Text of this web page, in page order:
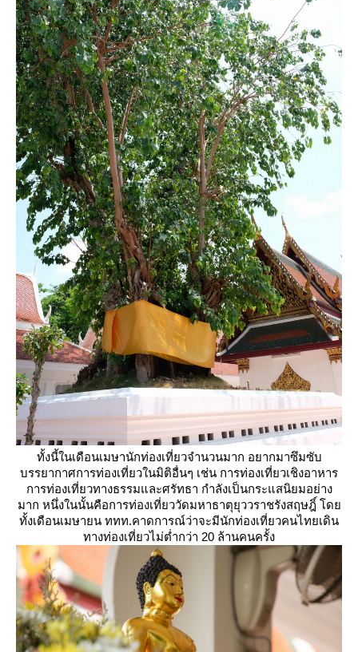
ทั้งนี้ในเดือนเมษานักท่องเที่ยวจำนวนมาก อยากมาซึมซับ
บรรยากาศการท่องเที่ยวในมิติอื่นๆ เช่น การท่องเที่ยวเชิงอาหาร
การท่องเที่ยวทางธรรมและศรัทธา กำลังเป็นกระแสนิยมอย่าง
มาก หนึ่งในนั้นคือการท่องเที่ยววัดมหาธาตุยุววราชรังสฤษฎิ์ โด
ทั้งเดือนเมษายน ททท.คาดการณ์ว่าจะมีนักท่องเที่ยวคนไทยเดิน
ทางท่องเที่ยวไม่ต่ำกว่า 20 ล้านคนครั้ง